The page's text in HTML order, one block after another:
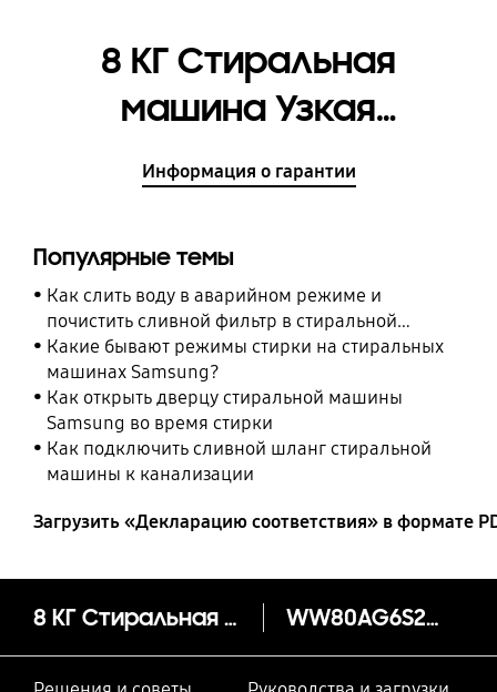
8 КГ Стиральная
машина Узкая
Ecobubble WIFI
Информация о гарантии
Популярные темы
Как слить воду в аварийном режиме и
почистить сливной фильтр в стиральной
машине Samsung
Какие бывают режимы стирки на стиральных
машинах Samsung?
Как открыть дверцу стиральной машины
Samsung во время стирки
Как подключить сливной шланг стиральной
машины к канализации
Загрузить «Декларацию соответствия» в формате
8 КГ Стиральная машина Узкая Ecobubble WIFI WW80AG6S28AE